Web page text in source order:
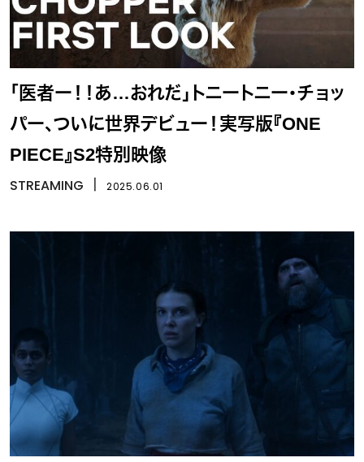
「医者ー！！あ…おれだ」トニートニー・チョッ
パー、ついに世界デビュー！実写版『ONE
PIECE』S2特別映像
STREAMING 2025.06.01